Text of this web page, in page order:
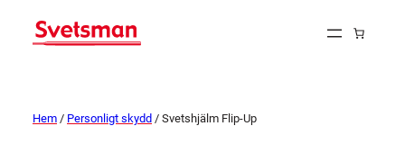
Hem / Personligt skydd / Svetshjälm Flip-Up